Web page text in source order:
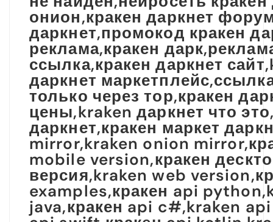
онион,кракен даркнет
даркнет,промокод кракен
реклама,кракен
ссылка,кракен даркнет
даркнет
только через тор,кракен
цены,kraken даркнет что
даркнет,кракен маркет
mirror,kraken onion
mobile version,кракен
версия,kraken web
examples,кракен api
java,кракен api c#,kraken